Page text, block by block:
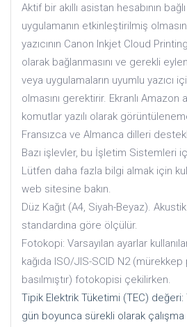
Aktif bir akıllı asistan hesabının
uygulamanın etkinleştirilmiş
yazıcının Canon Inkjet Cloud
olarak bağlanmasını ve gerekli
veya uygulamaların uyumlu yazıcı
olmasını gerektirir. Ekranlı Amazon
komutlar yazılı olarak
Fransızca ve Almanca dilleri
Bazı işlevler, bu İşletim Sistemleri
Lütfen daha fazla bilgi almak için
web sitesine bakın.
Düz Kağıt (A4, Siyah-Beyaz).
standardına göre ölçülür.
Fotokopi: Varsayılan ayarlar
kağıda ISO/JIS-SCID N2 (mürekkep
basılmıştır) fotokopisi çekilirken.
Tipik Elektrik Tüketimi (TEC)
gün boyunca sürekli olarak